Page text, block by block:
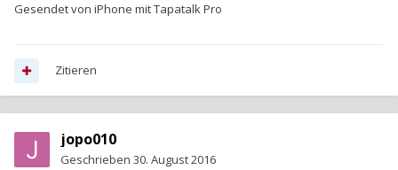
Gesendet von iPhone mit Tapatalk Pro
Zitieren
jopo010
Geschrieben 30. August 2016